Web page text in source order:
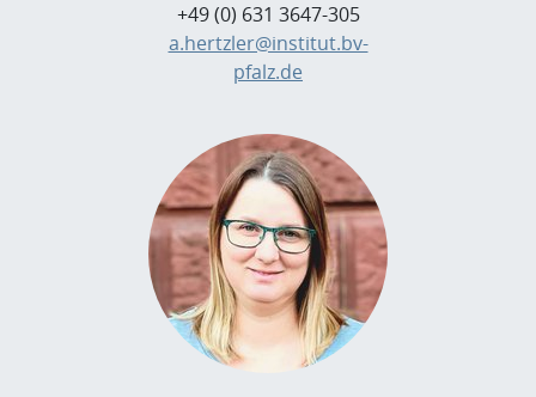
+49 (0) 631 3647-305
a.hertzler@institut.bv-
pfalz.de